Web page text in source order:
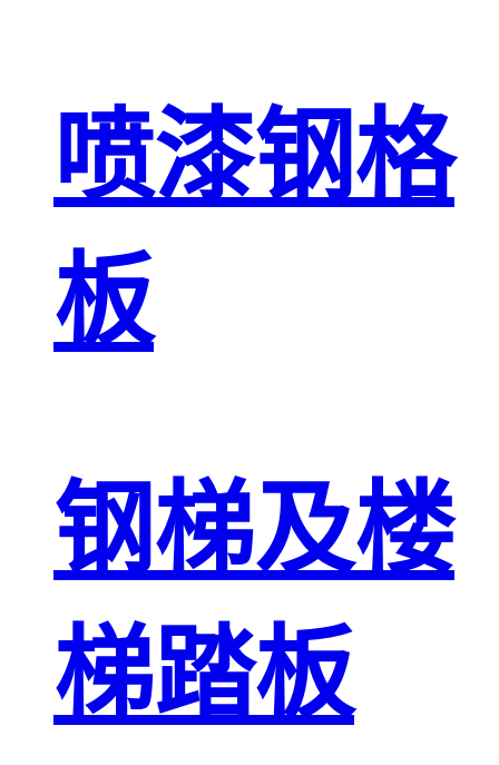
喷漆钢格
板
钢梯及楼
梯踏板